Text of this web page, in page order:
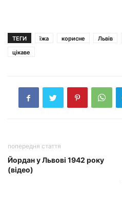
ТЕГИ їжа корисне Львів
цікаве
попередня стаття
Йордан у Львові 1942 року
(відео)